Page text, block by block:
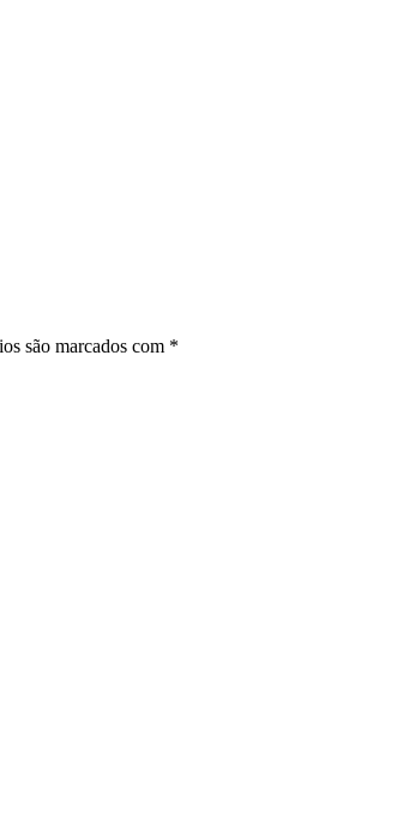
são marcados com *